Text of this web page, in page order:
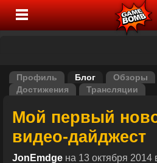
Профиль Блог Обзоры
Достижения
Трансляции
Мой первый
видео-дайджест
JonEmdge на 13 октября